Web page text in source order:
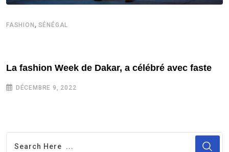
FASHION , SÉNÉGAL
La fashion Week de Dakar, a célébré avec faste
DÉCEMBRE 9, 2022